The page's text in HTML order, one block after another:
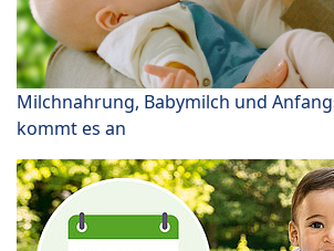
Milchnahrung, Babymilch und
kommt es an